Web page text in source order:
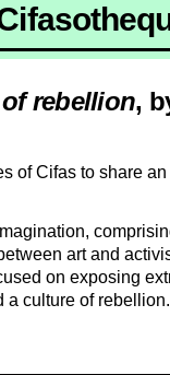
rebellion,
of Cifas to share
art and
on exposing
a culture of rebellion.